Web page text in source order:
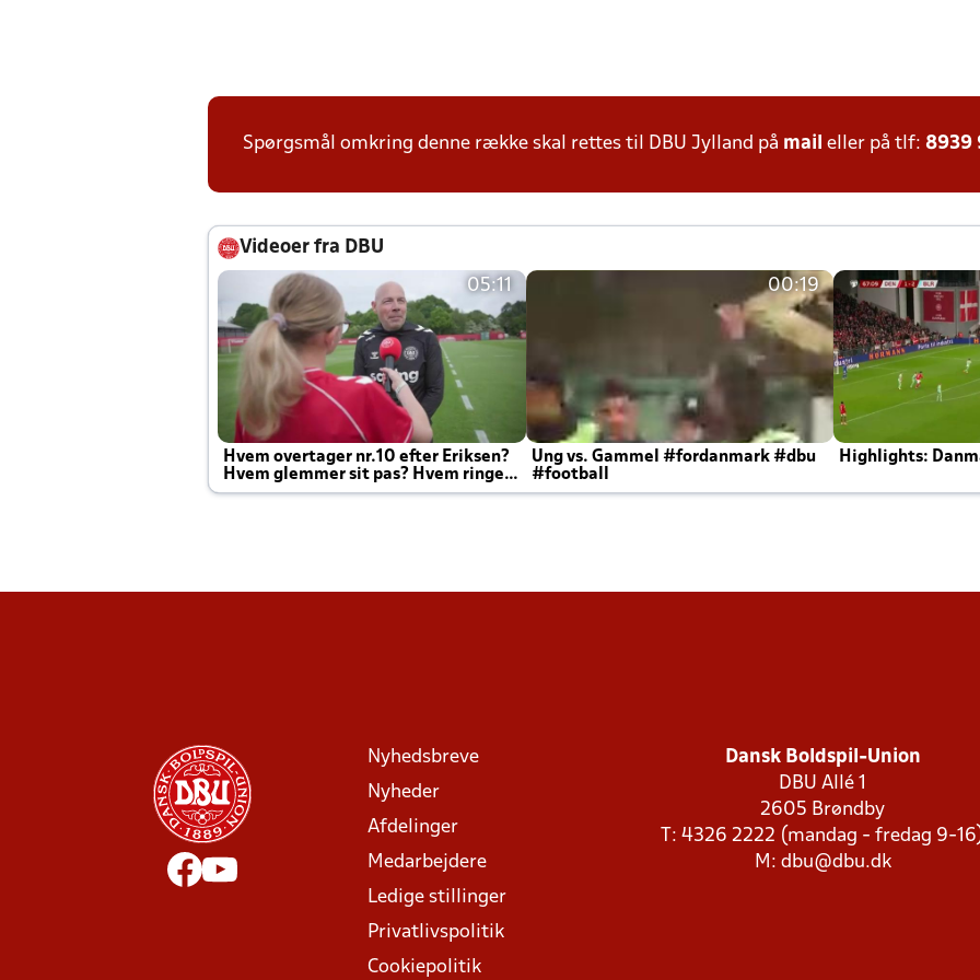
Spørgsmål omkring denne række skal rettes til DBU Jylland på mail eller på tlf: 8939
Videoer fra DBU
05:11
Hvem overtager nr.10 efter Eriksen?
Hvem glemmer sit pas? Hvem ringer
Joachim altid til efter kampe?
00:19
Ung vs. Gammel #fordanmark #dbu
#football
Highlights:
Nyhedsbreve
Nyheder
Afdelinger
Medarbejdere
Ledige stillinger
Privatlivspolitik
Cookiepolitik
Dansk Boldspil-Union
DBU Allé 1
2605 Brøndby
T: 4326 2222 (mandag - fredag 9-
M: dbu@dbu.dk